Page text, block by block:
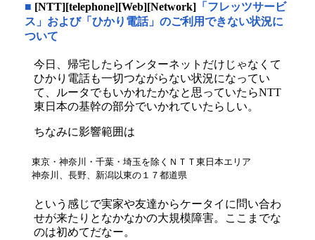
■ [NTT][telephone][Web][Network] 「フレッツサービ
ス」および「ひかり電話」のご利用できない状況に
ついて
今日、帰宅したらインターネットだけじゃなくて
ひかり電話も一切つながらない状況になってい
て、ルータでもいかれたかなと思っていたらNTT
東日本の基幹の部分でいかれていたらしい。
ちなみに影響範囲は
東京・神奈川・千葉・埼玉を除くＮＴＴ東日本エリア
神奈川、長野、新潟以東の１７都道県
という感じで実家や友達からケータイに問い合わ
せが来たりとなかなかの大規模障害。ここまでな
のは初めてだなー。